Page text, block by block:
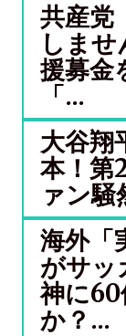
共産党
しま
援募金
「...
大谷翔
本！第
ァン
海外「
がサッ
神に
か？...